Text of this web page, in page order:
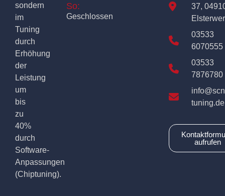
sondern
im
Tuning
durch
Erhöhung
der
Leistung
um
bis
zu
40%
durch
Software-
Anpassungen
(Chiptuning).
So:
Geschlossen
37,
03533
6070555
03533
7876780
tuning.de
aufrufen